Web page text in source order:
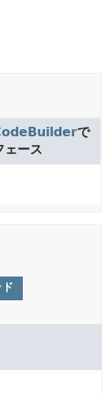
で
ェース